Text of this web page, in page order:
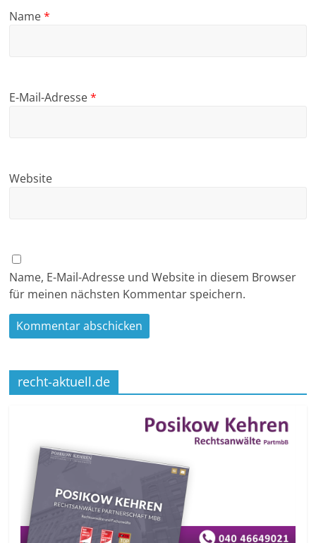
Name*
E-Mail-Adresse*
Website
Name, E-Mail-Adresse und Website in diesem Browser
für meinen nächsten Kommentar speichern.
recht-aktuell.de